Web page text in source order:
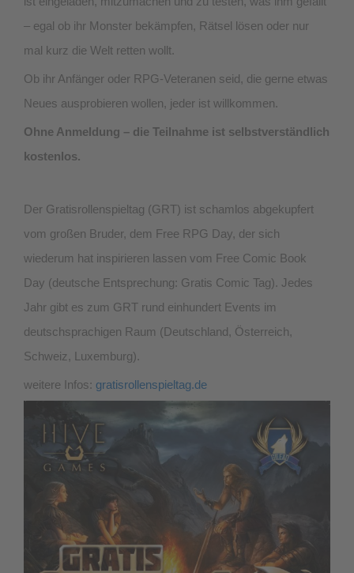
– egal ob ihr Monster bekämpfen, Rätsel lösen oder nur
mal kurz die Welt retten wollt.
Ob ihr Anfänger oder RPG-Veteranen seid, die gerne etwas
Neues ausprobieren wollen, jeder ist willkommen.
Ohne Anmeldung – die Teilnahme ist selbstverständlich
kostenlos.
Der Gratisrollenspieltag (GRT) ist schamlos abgekupfert
vom großen Bruder, dem Free RPG Day, der sich
wiederum hat inspirieren lassen vom Free Comic Book
Day (deutsche Entsprechung: Gratis Comic Tag). Jedes
Jahr gibt es zum GRT rund einhundert Events im
deutschsprachigen Raum (Deutschland, Österreich,
Schweiz, Luxemburg).
weitere Infos: gratisrollenspieltag.de